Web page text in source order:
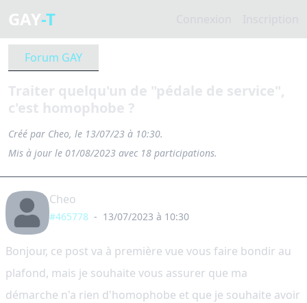
GAY-T
Forum GAY
Traiter quelqu'un de "pédale de service",
c'est homophobe ?
Créé par Cheo, le 13/07/23 à 10:30.
Mis à jour le 01/08/2023 avec 18 participations.
Cheo
#465778 - 13/07/2023 à 10:30
Bonjour, ce post va à première vue vous faire bondir au
plafond, mais je souhaite vous assurer que ma
démarche n'a rien d'homophobe et que je souhaite avoir